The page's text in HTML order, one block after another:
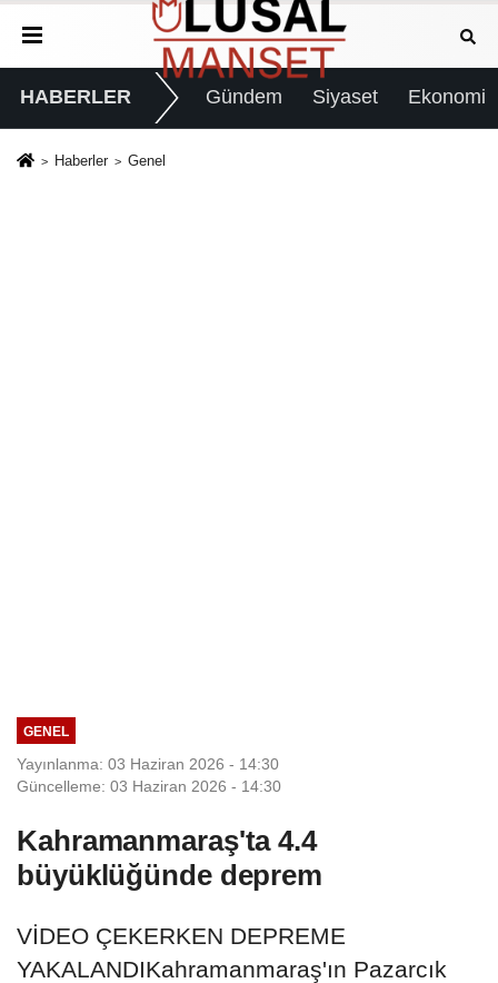
HABERLER Gündem Siyaset Ekonomi
Haberler Genel
GENEL
Yayınlanma: 03 Haziran 2026 - 14:30
Güncelleme: 03 Haziran 2026 - 14:30
Kahramanmaraş'ta 4.4
büyüklüğünde deprem
VİDEO ÇEKERKEN DEPREME
YAKALANDIKahramanmaraş'ın Pazarcık